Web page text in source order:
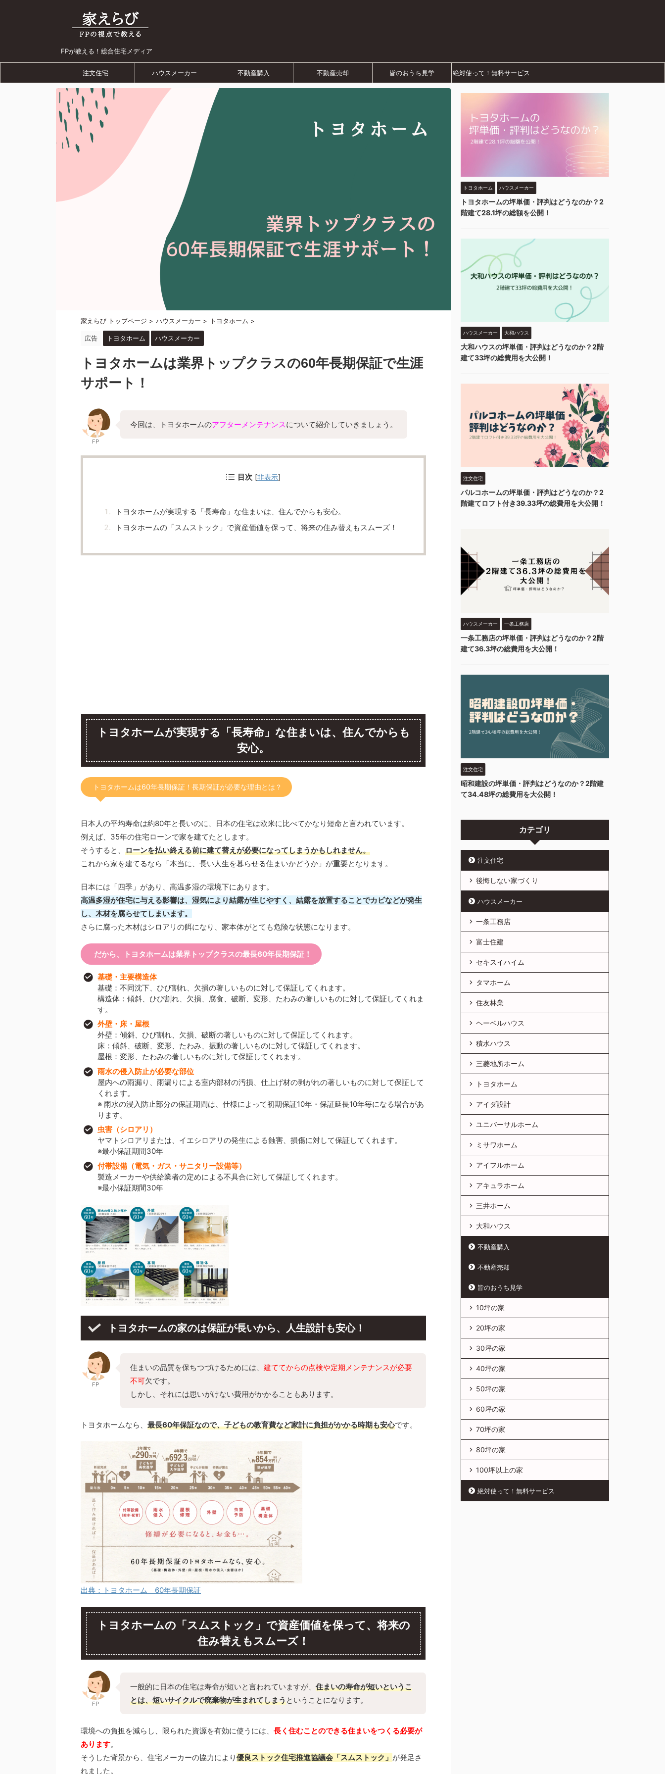
FPが教える！総合住宅メディア
注文住宅 ハウスメーカー 不動産購入 不動産売却 皆のおうち見学 絶対使って！無料サービス
家えらび トップページ > ハウスメーカー > トヨタホーム >
広告 トヨタホーム ハウスメーカー
トヨタホームは業界トップクラスの60年長期保証で生涯
サポート！
FP
今回は、トヨタホームのアフターメンテナンスについて紹介していきましょう。
目次 [非表示]
トヨタホームが実現する「長寿命」な住まいは、住んでからも安心。
トヨタホームの「スムストック」で資産価値を保って、将来の住み替えもスムーズ！
トヨタホームが実現する「長寿命」な住まいは、住んでからも
安心。
トヨタホームは60年長期保証！長期保証が必要な理由とは？
日本人の平均寿命は約80年と長いのに、日本の住宅は欧米に比べてかなり短命と言われています。
例えば、35年の住宅ローンで家を建てたとします。
そうすると、 ローンを払い終える前に建て替えが必要になってしまうかもしれません。
これから家を建てるなら「本当に、長い人生を暮らせる住まいかどうか」が重要となります。
日本には「四季」があり、高温多湿の環境下にあります。
高温多湿が住宅に与える影響は、湿気により結露が生じやすく、結露を放置することでカビなどが発生
し、木材を腐らせてしまいます。
さらに腐った木材はシロアリの餌になり、家本体がとても危険な状態になります。
だから、トヨタホームは業界トップクラスの最長60年長期保証！
基礎・主要構造体
基礎：不同沈下、ひび割れ、欠損の著しいものに対して保証してくれます。
構造体：傾斜、ひび割れ、欠損、腐食、破断、変形、たわみの著しいものに対して保証してくれま
す。
外壁・床・屋根
外壁：傾斜、ひび割れ、欠損、破断の著しいものに対して保証してくれます。
床：傾斜、破断、変形、たわみ、振動の著しいものに対して保証してくれます。
屋根：変形、たわみの著しいものに対して保証してくれます。
雨水の侵入防止が必要な部位
屋内への雨漏り、雨漏りによる室内部材の汚損、仕上げ材の剥がれの著しいものに対して保証して
くれます。
※ 雨水の浸入防止部分の保証期間は、仕様によって初期保証10年・保証延長10年毎になる場合があ
ります。
虫害（シロアリ）
ヤマトシロアリまたは、イエシロアリの発生による蝕害、損傷に対して保証してくれます。
※最小保証期間30年
付帯設備（電気・ガス・サニタリー設備等）
製造メーカーや供給業者の定めによる不具合に対して保証してくれます。
※最小保証期間30年
トヨタホームの家のは保証が長いから、人生設計も安心！
FP
住まいの品質を保ちつづけるためには、 建ててからの点検や定期メンテナンスが必要
不可欠です。
しかし、それには思いがけない費用がかかることもあります。
トヨタホームなら、 最長60年保証なので、子どもの教育費など家計に負担がかかる時期も安心です。
出典：トヨタホーム 60年長期保証
トヨタホームの「スムストック」で資産価値を保って、将来の
住み替えもスムーズ！
FP
一般的に日本の住宅は寿命が短いと言われていますが、 住まいの寿命が短いというこ
とは、短いサイクルで廃棄物が生まれてしまうということになります。
環境への負担を減らし、限られた資源を有効に使うには、 長く住むことのできる住まいをつくる必要が
あります。
そうした背景から、住宅メーカーの協力により優良ストック住宅推進協議会「スムストック」 が発足さ
れました。
トヨタホーム ハウスメーカー
トヨタホームの坪単価・評判はどうなのか？2
階建て28.1坪の総額を公開！
ハウスメーカー 大和ハウス
大和ハウスの坪単価・評判はどうなのか？2階
建て33坪の総費用を大公開！
注文住宅
パルコホームの坪単価・評判はどうなのか？2
階建てロフト付き39.33坪の総費用を大公開！
ハウスメーカー 一条工務店
一条工務店の坪単価・評判はどうなのか？2階
建て36.3坪の総費用を大公開！
注文住宅
昭和建設の坪単価・評判はどうなのか？2階建
て34.48坪の総費用を大公開！
カテゴリ
注文住宅
後悔しない家づくり
ハウスメーカー
一条工務店
富士住建
セキスイハイム
タマホーム
住友林業
ヘーベルハウス
積水ハウス
三菱地所ホーム
トヨタホーム
アイダ設計
ユニバーサルホーム
ミサワホーム
アイフルホーム
アキュラホーム
三井ホーム
大和ハウス
不動産購入
不動産売却
皆のおうち見学
10坪の家
20坪の家
30坪の家
40坪の家
50坪の家
60坪の家
70坪の家
80坪の家
100坪以上の家
絶対使って！無料サービス